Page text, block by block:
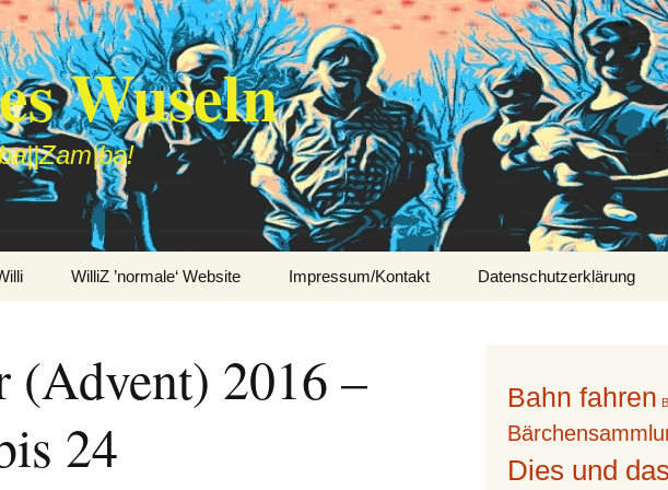
Wuseln
WilliZ ’normale‘ Website Impressum/Kontakt Datenschutzerklärung
(Advent) 2016 –
24
Bahn fahren
Dies und das